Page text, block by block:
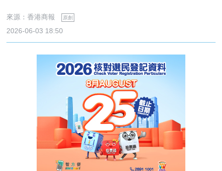
來源：香港商報 原創
2026-06-03 18:50